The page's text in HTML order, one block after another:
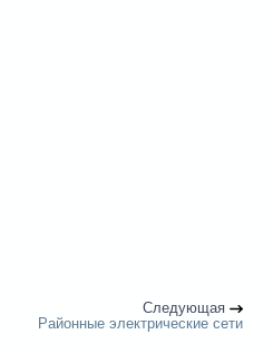
Следующая
Районные электрические сети